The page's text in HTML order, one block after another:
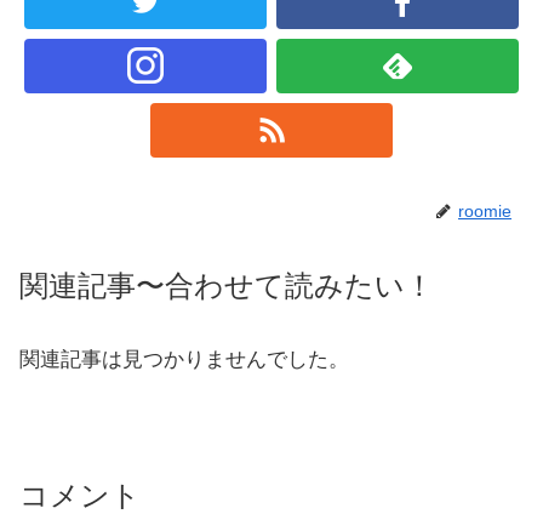
roomie
関連記事〜合わせて読みたい！
関連記事は見つかりませんでした。
コメント